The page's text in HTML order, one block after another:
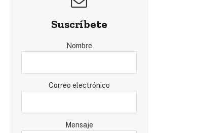
Suscríbete
Nombre
Correo electrónico
Mensaje